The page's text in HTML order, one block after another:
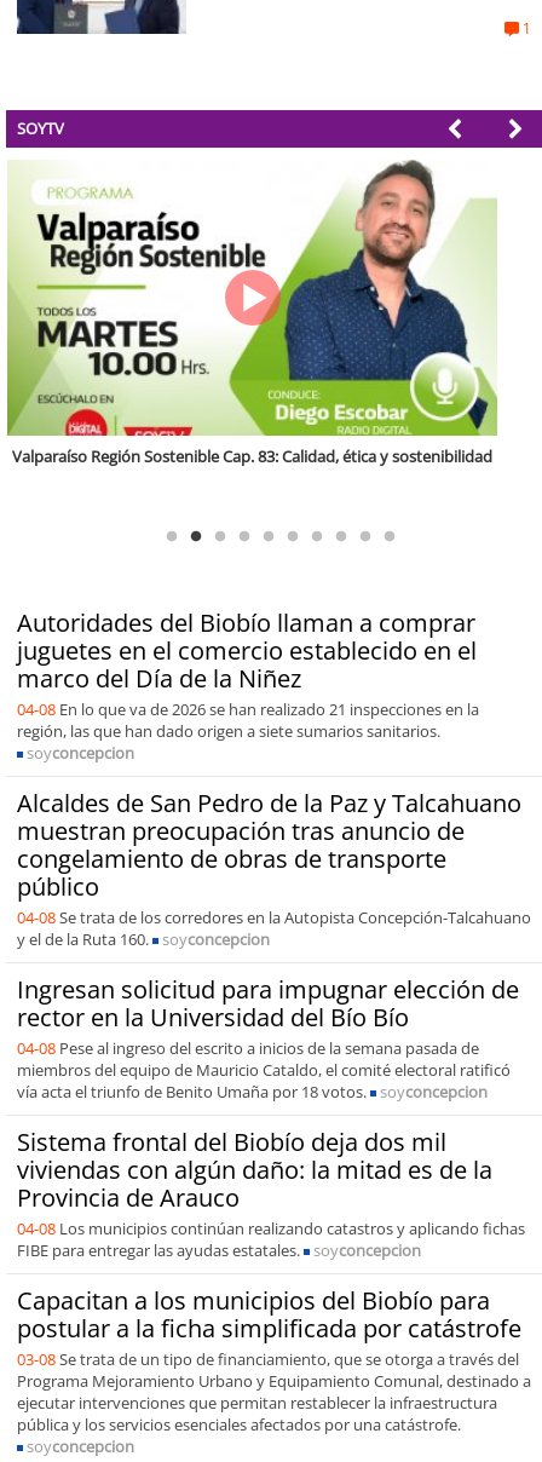
1
SOYTV
Autoridades del Biobío llaman a comprar
juguetes en el comercio establecido en el
marco del Día de la Niñez
04-08 En lo que va de 2026 se han realizado 21 inspecciones en la
región, las que han dado origen a siete sumarios sanitarios.
soyconcepcion
Alcaldes de San Pedro de la Paz y Talcahuano
muestran preocupación tras anuncio de
congelamiento de obras de transporte
público
04-08Se trata de los corredores en la Autopista Concepción-Talcahuano
y el de la Ruta 160.
soyconcepcion
Ingresan solicitud para impugnar elección de
rector en la Universidad del Bío Bío
04-08 Pese al ingreso del escrito a inicios de la semana pasada de
miembros del equipo de Mauricio Cataldo, el comité electoral ratificó
vía acta el triunfo de Benito Umaña por 18 votos.
soyconcepcion
Sistema frontal del Biobío deja dos mil
viviendas con algún daño: la mitad es de la
Provincia de Arauco
04-08 Los municipios continúan realizando catastros y aplicando fichas
FIBE para entregar las ayudas estatales.
soyconcepcion
Capacitan a los municipios del Biobío para
postular a la ficha simplificada por catástrofe
03-08Se trata de un tipo de financiamiento, que se otorga a través del
Programa Mejoramiento Urbano y Equipamiento Comunal, destinado a
ejecutar intervenciones que permitan restablecer la infraestructura
pública y los servicios esenciales afectados por una catástrofe.
soyconcepcion